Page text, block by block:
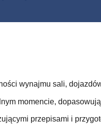
wynajmu sali,
momencie,
przepisami i